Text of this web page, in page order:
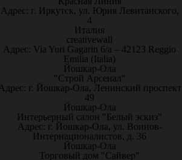
Адрес: г. Иркутск, ул. Юрия Левитанского,
4
Италия
creativewall
Адрес: Via Yuri Gagarin 6/a – 42123 Reggio
Emilia (Italia)
Йошкар-Ола
"Строй Арсенал"
г. Йошкар-Ола, Ленинский проспект
49
Йошкар-Ола
Интерьерный салон "Белый эскиз"
Адрес: г. Йошкар-Ола, ул. Воинов-
Интернационалистов, д. 36
Йошкар-Ола
Торговый дом "Сайвер"